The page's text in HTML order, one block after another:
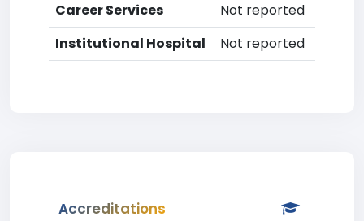
Career Services
Not reported
Institutional Hospital
Not reported
Accreditations